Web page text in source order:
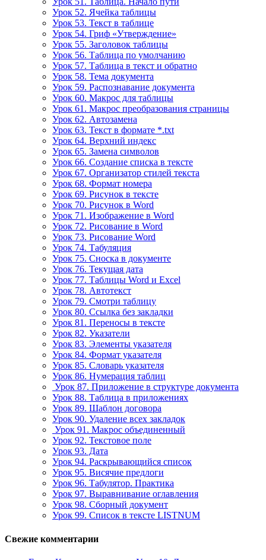
Урок 52. Ячейка таблицы
Урок 53. Текст в таблице
Урок 54. Гриф «Утверждение»
Урок 55. Заголовок таблицы
Урок 56. Таблица по умолчанию
Урок 57. Таблица в текст и обратно
Урок 58. Тема документа
Урок 59. Распознавание документа
Урок 60. Макрос для таблицы
Урок 61. Макрос преобразования страницы
Урок 62. Автозамена
Урок 63. Текст в формате *.txt
Урок 64. Верхний индекс
Урок 65. Замена символов
Урок 66. Создание списка в тексте
Урок 67. Организатор стилей текста
Урок 68. Формат номера
Урок 69. Рисунок в тексте
Урок 70. Рисунок в Word
Урок 71. Изображение в Word
Урок 72. Рисование в Word
Урок 73. Рисование Word
Урок 74. Табуляция
Урок 75. Сноска в документе
Урок 76. Текущая дата
Урок 77. Таблицы Word и Excel
Урок 78. Автотекст
Урок 79. Смотри таблицу
Урок 80. Ссылка без закладки
Урок 81. Переносы в тексте
Урок 82. Указатели
Урок 83. Элементы указателя
Урок 84. Формат указателя
Урок 85. Словарь указателя
Урок 86. Нумерация таблиц
Урок 87. Приложение в структуре документа
Урок 88. Таблица в приложениях
Урок 89. Шаблон договора
Урок 90. Удаление всех закладок
Урок 91. Макрос объединенный
Урок 92. Текстовое поле
Урок 93. Дата
Урок 94. Раскрывающийся список
Урок 95. Висячие предлоги
Урок 96. Табулятор. Практика
Урок 97. Выравнивание оглавления
Урок 98. Сборный документ
Урок 99. Список в тексте LISTNUM
Свежие комментарии